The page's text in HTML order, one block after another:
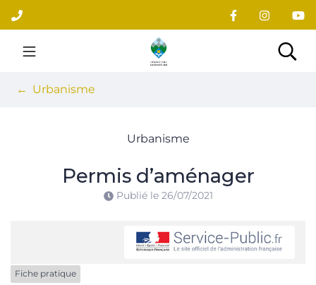
Aller
au
contenu
Site officiel du village
Urbanisme
Urbanisme
Permis d’aménager
Publié le 26/07/2021
Fiche pratique